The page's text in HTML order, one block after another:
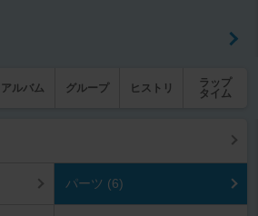
アルバム グループ ヒストリ
ラップ
タイム
パーツ (6)